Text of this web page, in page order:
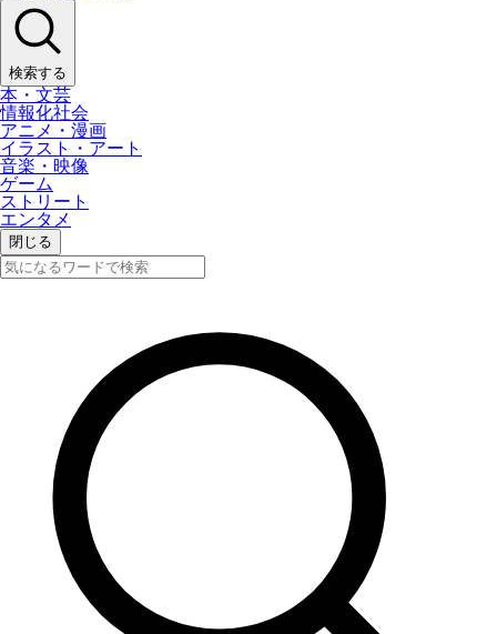
検索する
本・文芸
情報化社会
アニメ・漫画
イラスト・アート
音楽・映像
ゲーム
ストリート
エンタメ
閉じる